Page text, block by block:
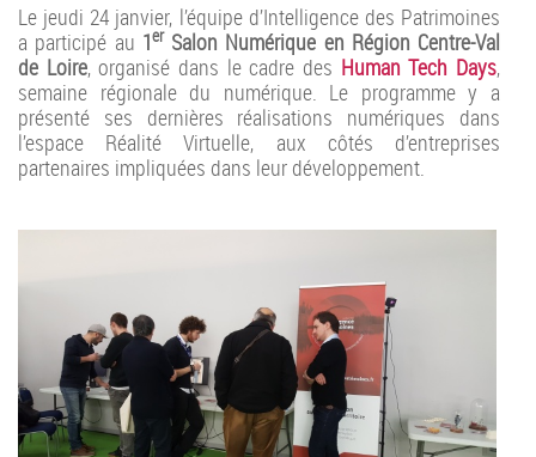
Le jeudi 24 janvier, l’équipe d’Intelligence des Patrimoines
a participé au 1erSalon Numérique en Région Centre-Val
de Loire, organisé dans le cadre des Human Tech Days,
semaine régionale du numérique. Le programme y a
présenté ses dernières réalisations numériques dans
l’espace Réalité Virtuelle, aux côtés d’entreprises
partenaires impliquées dans leur développement.